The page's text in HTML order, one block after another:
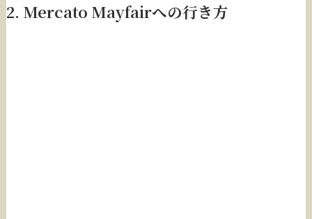
2. Mercato Mayfairへの行き方